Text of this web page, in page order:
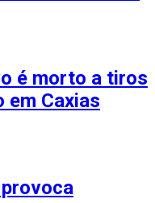
é morto a tiros
em Caxias